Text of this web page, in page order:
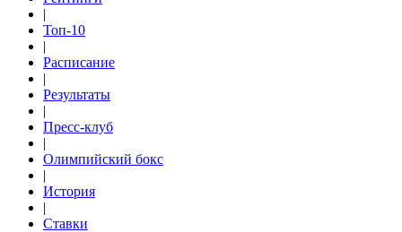
|
Топ-10
|
Расписание
|
Результаты
|
Пресс-клуб
|
Олимпийский бокс
|
История
|
Ставки